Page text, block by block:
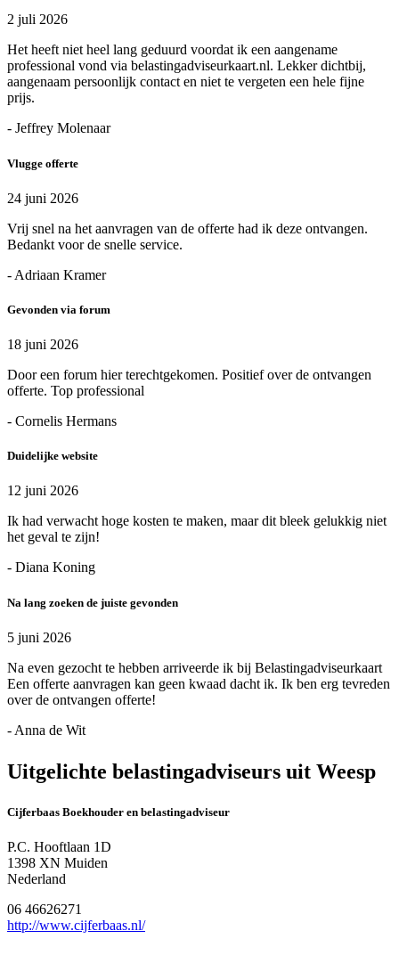
2 juli 2026
Het heeft niet heel lang geduurd voordat ik een aangename
professional vond via belastingadviseurkaart.nl. Lekker dichtbij,
aangenaam persoonlijk contact en niet te vergeten een hele fijne
prijs.
- Jeffrey Molenaar
Vlugge offerte
24 juni 2026
Vrij snel na het aanvragen van de offerte had ik deze ontvangen.
Bedankt voor de snelle service.
- Adriaan Kramer
Gevonden via forum
18 juni 2026
Door een forum hier terechtgekomen. Positief over de ontvangen
offerte. Top professional
- Cornelis Hermans
Duidelijke website
12 juni 2026
Ik had verwacht hoge kosten te maken, maar dit bleek gelukkig niet
het geval te zijn!
- Diana Koning
Na lang zoeken de juiste gevonden
5 juni 2026
Na even gezocht te hebben arriveerde ik bij Belastingadviseurkaart
Een offerte aanvragen kan geen kwaad dacht ik. Ik ben erg tevreden
over de ontvangen offerte!
- Anna de Wit
Uitgelichte belastingadviseurs uit Weesp
Cijferbaas Boekhouder en belastingadviseur
P.C. Hooftlaan 1D
1398 XN Muiden
Nederland
06 46626271
http://www.cijferbaas.nl/